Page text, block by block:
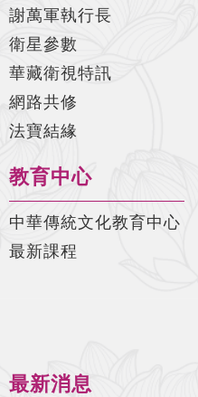
謝萬軍執行長
衛星參數
華藏衛視特訊
網路共修
法寶結緣
教育中心
中華傳統文化教育中心
最新課程
最新消息